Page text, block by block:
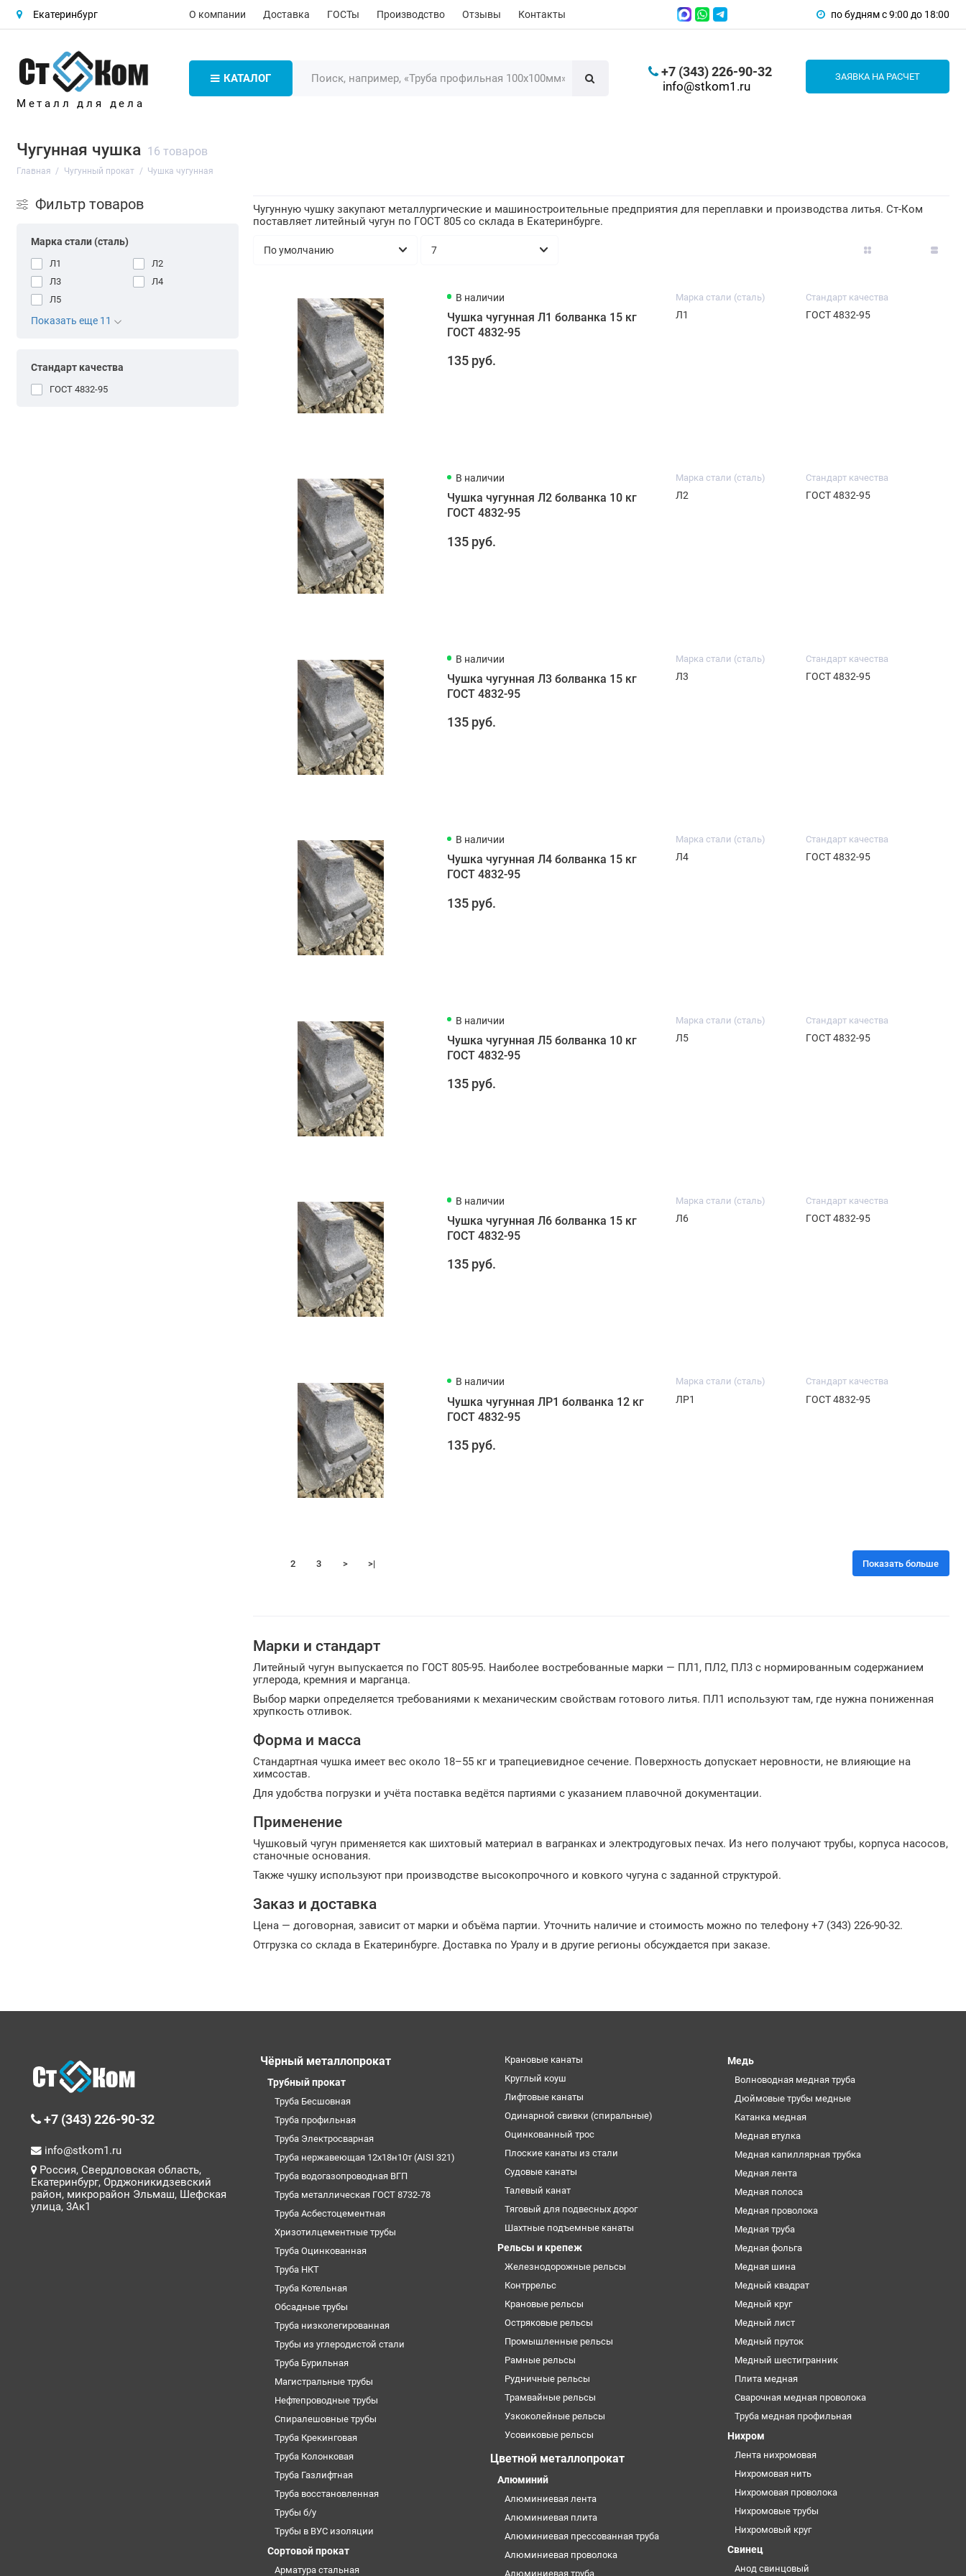
Екатеринбург О компании Доставка ГОСТы Производство Отзывы Контакты по будням с 9:00 до 18:00
Металл для дела
КАТАЛОГ +7 (343) 226-90-32
info@stkom1.ru
ЗАЯВКА НА РАСЧЕТ
Чугунная чушка 16 товаров
Главная Чугунный прокат Чушка чугунная
Фильтр товаров
Марка стали (сталь)
Л1
Л2
Л3
Л4
Л5
Показать еще 11
Стандарт качества
ГОСТ 4832-95
Чугунную чушку закупают металлургические и машиностроительные предприятия для переплавки и производства литья. Ст-Ком
поставляет литейный чугун по ГОСТ 805 со склада в Екатеринбурге.
В наличии
Чушка чугунная Л1 болванка 15 кг
ГОСТ 4832-95
135 руб.
Марка стали (сталь)
Л1
Стандарт качества
ГОСТ 4832-95
В наличии
Чушка чугунная Л2 болванка 10 кг
ГОСТ 4832-95
135 руб.
Марка стали (сталь)
Л2
Стандарт качества
ГОСТ 4832-95
В наличии
Чушка чугунная Л3 болванка 15 кг
ГОСТ 4832-95
135 руб.
Марка стали (сталь)
Л3
Стандарт качества
ГОСТ 4832-95
В наличии
Чушка чугунная Л4 болванка 15 кг
ГОСТ 4832-95
135 руб.
Марка стали (сталь)
Л4
Стандарт качества
ГОСТ 4832-95
В наличии
Чушка чугунная Л5 болванка 10 кг
ГОСТ 4832-95
135 руб.
Марка стали (сталь)
Л5
Стандарт качества
ГОСТ 4832-95
В наличии
Чушка чугунная Л6 болванка 15 кг
ГОСТ 4832-95
135 руб.
Марка стали (сталь)
Л6
Стандарт качества
ГОСТ 4832-95
В наличии
Чушка чугунная ЛР1 болванка 12 кг
ГОСТ 4832-95
135 руб.
Марка стали (сталь)
ЛР1
Стандарт качества
ГОСТ 4832-95
2 3 > >| Показать больше
Марки и стандарт
Литейный чугун выпускается по ГОСТ 805-95. Наиболее востребованные марки — ПЛ1, ПЛ2, ПЛ3 с нормированным содержанием
углерода, кремния и марганца.
Выбор марки определяется требованиями к механическим свойствам готового литья. ПЛ1 используют там, где нужна пониженная
хрупкость отливок.
Форма и масса
Стандартная чушка имеет вес около 18–55 кг и трапециевидное сечение. Поверхность допускает неровности, не влияющие на
химсостав.
Для удобства погрузки и учёта поставка ведётся партиями с указанием плавочной документации.
Применение
Чушковый чугун применяется как шихтовый материал в вагранках и электродуговых печах. Из него получают трубы, корпуса насосов,
станочные основания.
Также чушку используют при производстве высокопрочного и ковкого чугуна с заданной структурой.
Заказ и доставка
Цена — договорная, зависит от марки и объёма партии. Уточнить наличие и стоимость можно по телефону +7 (343) 226-90-32.
Отгрузка со склада в Екатеринбурге. Доставка по Уралу и в другие регионы обсуждается при заказе.
+7 (343) 226-90-32
info@stkom1.ru
Россия, Свердловская область,
Екатеринбург, Орджоникидзевский
район, микрорайон Эльмаш, Шефская
улица, 3Ак1
Чёрный металлопрокат
Трубный прокат
Труба Бесшовная
Труба профильная
Труба Электросварная
Труба нержавеющая 12х18н10т (AISI 321)
Труба водогазопроводная ВГП
Труба металлическая ГОСТ 8732-78
Труба Асбестоцементная
Хризотилцементные трубы
Труба Оцинкованная
Труба НКТ
Труба Котельная
Обсадные трубы
Труба низколегированная
Трубы из углеродистой стали
Труба Бурильная
Магистральные трубы
Нефтепроводные трубы
Спиралешовные трубы
Труба Крекинговая
Труба Колонковая
Труба Газлифтная
Труба восстановленная
Трубы б/у
Трубы в ВУС изоляции
Сортовой прокат
Арматура стальная
Крановые канаты
Круглый коуш
Лифтовые канаты
Одинарной свивки (спиральные)
Оцинкованный трос
Плоские канаты из стали
Судовые канаты
Талевый канат
Тяговый для подвесных дорог
Шахтные подъемные канаты
Рельсы и крепеж
Железнодорожные рельсы
Контррельс
Крановые рельсы
Остряковые рельсы
Промышленные рельсы
Рамные рельсы
Рудничные рельсы
Трамвайные рельсы
Узкоколейные рельсы
Усовиковые рельсы
Цветной металлопрокат
Алюминий
Алюминиевая лента
Алюминиевая плита
Алюминиевая прессованная труба
Алюминиевая проволока
Алюминиевая труба
Медь
Волноводная медная труба
Дюймовые трубы медные
Катанка медная
Медная втулка
Медная капиллярная трубка
Медная лента
Медная полоса
Медная проволока
Медная труба
Медная фольга
Медная шина
Медный квадрат
Медный круг
Медный лист
Медный пруток
Медный шестигранник
Плита медная
Сварочная медная проволока
Труба медная профильная
Нихром
Лента нихромовая
Нихромовая нить
Нихромовая проволока
Нихромовые трубы
Нихромовый круг
Свинец
Анод свинцовый